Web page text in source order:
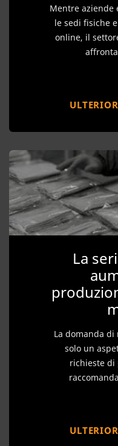
Mentre
le sedi fisiche
online, il
La
La domanda
solo un
richieste di